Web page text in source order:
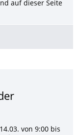
auf dieser Seite
von 9:00 bis